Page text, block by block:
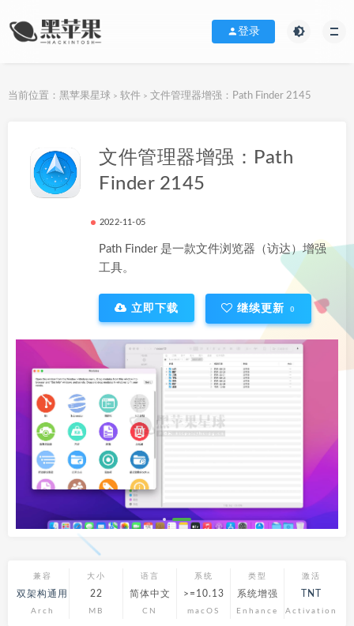
登录
当前位置： 黑苹果星球 > 软件 > 文件管理器增强：Path Finder 2145
文件管理器增强：Path
Finder 2145
2022-11-05
Path Finder 是一款文件浏览器（访达）增强
工具。
立即下载 继续更新 0
兼容
双架构通用
Arch
大小
22
MB
语言
简体中文
CN
系统
>=10.13
macOS
类型
系统增强
Enhance
激活
TNT
Activation